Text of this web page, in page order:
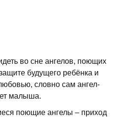
во сне ангелов, поющих
будущего ребёнка и
словно сам ангел-
малыша.
поющие ангелы – приход